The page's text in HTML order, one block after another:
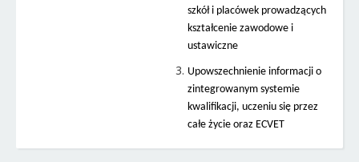
szkół i placówek prowadzących
kształcenie zawodowe i
ustawiczne
Upowszechnienie informacji o
zintegrowanym systemie
kwalifikacji, uczeniu się przez
całe życie oraz ECVET